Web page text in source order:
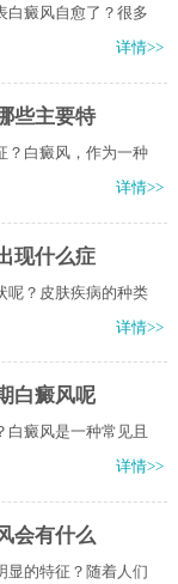
白癜风自愈了？很多
详情>>
些主要特
？白癜风，作为一种
详情>>
现什么症
呢？皮肤疾病的种类
详情>>
白癜风呢
癜风是一种常见且
详情>>
会有什么
显的特征？随着人们